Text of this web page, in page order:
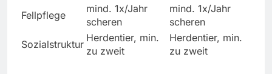
Fellpflege
mind. 1x/Jahr
scheren
mind. 1x/Jahr
scheren
Sozialstruktur
Herdentier, min.
zu zweit
Herdentier, min.
zu zweit